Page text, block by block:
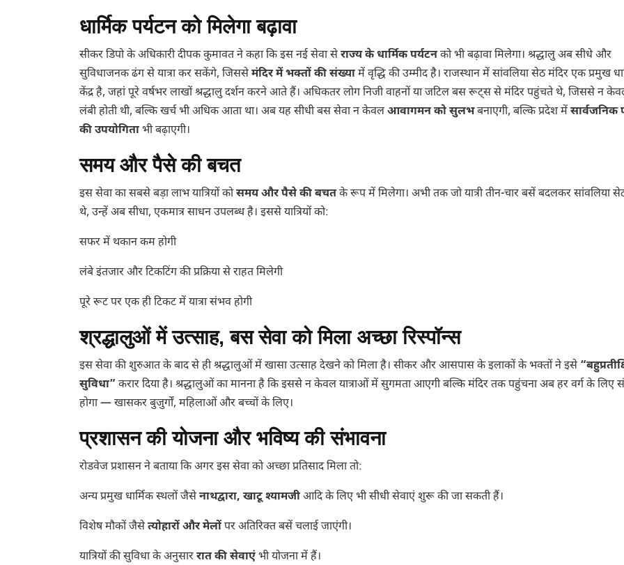
धार्मिक पर्यटन को मिलेगा बढ़ावा
सीकर डिपो के अधिकारी दीपक कुमावत ने कहा कि इस नई सेवा सेराज्य के धार्मिक पर्यटनको भी बढ़ावा मिलेगा। श्रद्धालु अब सीधे और
सुविधाजनक ढंग से यात्रा कर सकेंगे, जिससेमंदिर में भक्तों की संख्यामें वृद्धि की उम्मीद है। राजस्थान में सांवलिया सेठ मंदिर एक प्रमुख
केंद्र है, जहां पूरे वर्षभर लाखों श्रद्धालु दर्शन करने आते हैं। अधिकतर लोग निजी वाहनों या जटिल बस रूट्स से मंदिर पहुंचते थे, जिससे न केवल
लंबी होती थी, बल्कि खर्च भी अधिक आता था। अब यह सीधी बस सेवा न केवलआवागमन को सुलभबनाएगी, बल्कि प्रदेश मेंसार्वजनिक
की उपयोगिताभी बढ़ाएगी।
समय और पैसे की बचत
इस सेवा का सबसे बड़ा लाभ यात्रियों कोसमय और पैसे की बचतके रूप में मिलेगा। अभी तक जो यात्री तीन-चार बसें बदलकर सांवलिया
थे, उन्हें अब सीधा, एकमात्र साधन उपलब्ध है। इससे यात्रियों को:
सफर में थकान कम होगी
लंबे इंतजार और टिकटिंग की प्रक्रिया से राहत मिलेगी
पूरे रूट पर एक ही टिकट में यात्रा संभव होगी
श्रद्धालुओं में उत्साह, बस सेवा को मिला अच्छा रिस्पॉन्स
इस सेवा की शुरुआत के बाद से ही श्रद्धालुओं में खासा उत्साह देखने को मिला है। सीकर और आसपास के इलाकों के भक्तों ने इसे
सुविधा” करार दिया है। श्रद्धालुओं का मानना है कि इससे न केवल यात्राओं में सुगमता आएगी बल्कि मंदिर तक पहुंचना अब हर वर्ग के लिए
होगा — खासकर बुजुर्गों, महिलाओं और बच्चों के लिए।
प्रशासन की योजना और भविष्य की संभावना
रोडवेज प्रशासन ने बताया कि अगर इस सेवा को अच्छा प्रतिसाद मिला तो:
अन्य प्रमुख धार्मिक स्थलों जैसेनाथद्वारा, खाटू श्यामजीआदि के लिए भी सीधी सेवाएं शुरू की जा सकती हैं।
विशेष मौकों जैसेत्योहारों और मेलोंपर अतिरिक्त बसें चलाई जाएंगी।
यात्रियों की सुविधा के अनुसाररात की सेवाएंभी योजना में हैं।